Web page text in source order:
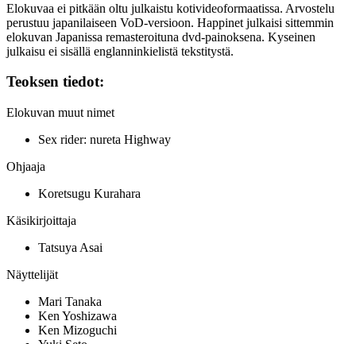
Elokuvaa ei pitkään oltu julkaistu kotivideoformaatissa. Arvostelu
perustuu japanilaiseen VoD‑versioon. Happinet julkaisi sittemmin
elokuvan Japanissa remasteroituna dvd‑painoksena. Kyseinen
julkaisu ei sisällä englanninkielistä tekstitystä.
Teoksen tiedot:
Elokuvan muut nimet
Sex rider: nureta Highway
Ohjaaja
Koretsugu Kurahara
Käsikirjoittaja
Tatsuya Asai
Näyttelijät
Mari Tanaka
Ken Yoshizawa
Ken Mizoguchi